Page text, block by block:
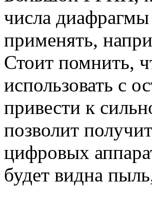
числа
применять,
Стоит помнить,
использовать с
привести к
позволит
цифровых
будет видна